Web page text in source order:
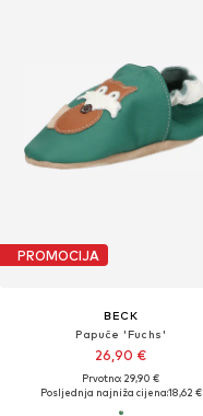
PROMOCIJA
BECK
Papuče 'Fuchs'
26,90 €
Prvotno: 29,90 €
Posljednja najniža cijena:18,62 €